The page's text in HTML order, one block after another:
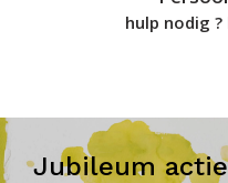
hulp nodig
Jubileum